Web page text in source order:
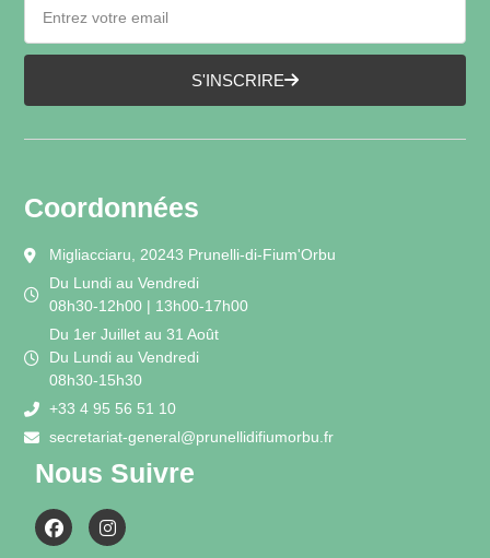
S'INSCRIRE
Coordonnées
Migliacciaru, 20243 Prunelli-di-Fium'Orbu
Du Lundi au Vendredi
08h30-12h00 | 13h00-17h00
Du 1er Juillet au 31 Août
Du Lundi au Vendredi
08h30-15h30
+33 4 95 56 51 10
secretariat-general@prunellidifiumorbu.fr
Nous Suivre